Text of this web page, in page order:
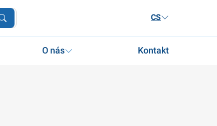
CS
O nás Kontakt